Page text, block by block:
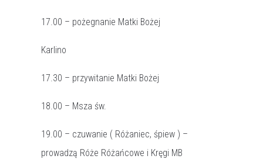
17.00 – pożegnanie Matki Bożej
Karlino
17.30 – przywitanie Matki Bożej
18.00 – Msza św.
19.00 – czuwanie ( Różaniec, śpiew ) –
prowadzą Róże Różańcowe i Kręgi MB